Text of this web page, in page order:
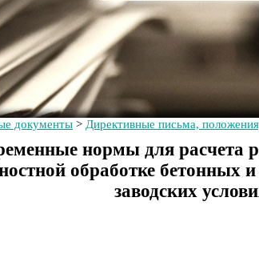
документы > Директивные письма,
нормы для расчета
обработке бетонных
заводских